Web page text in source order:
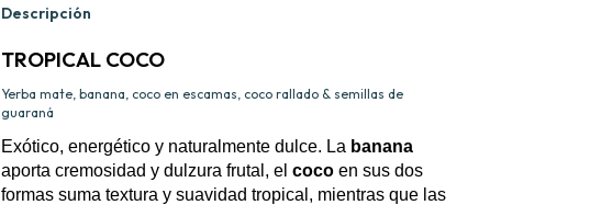
Descripción
TROPICAL COCO
Yerba mate, banana, coco en escamas, coco rallado & semillas de
guaraná
Exótico, energético y naturalmente dulce. La banana
aporta cremosidad y dulzura frutal, el coco en sus dos
formas suma textura y suavidad tropical, mientras que las